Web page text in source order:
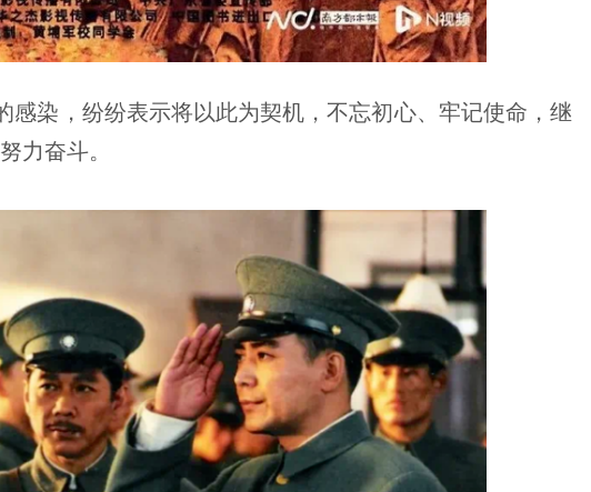
染，纷纷表示将以此为契机，不忘初心、牢记使命，继
力奋斗。